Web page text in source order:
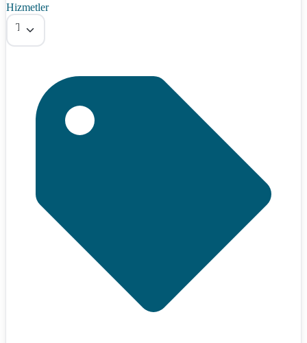
Hizmetler
Tümü